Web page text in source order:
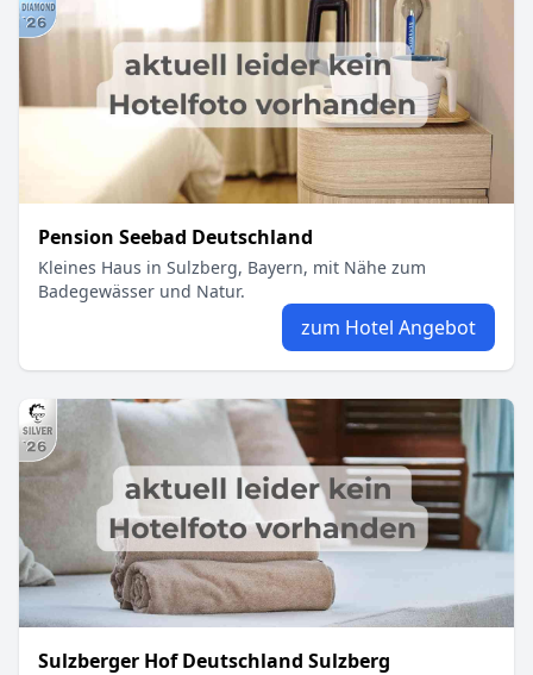
Pension Seebad Deutschland
Kleines Haus in Sulzberg, Bayern, mit Nähe zum
Badegewässer und Natur.
zum Hotel Angebot
Sulzberger Hof Deutschland Sulzberg